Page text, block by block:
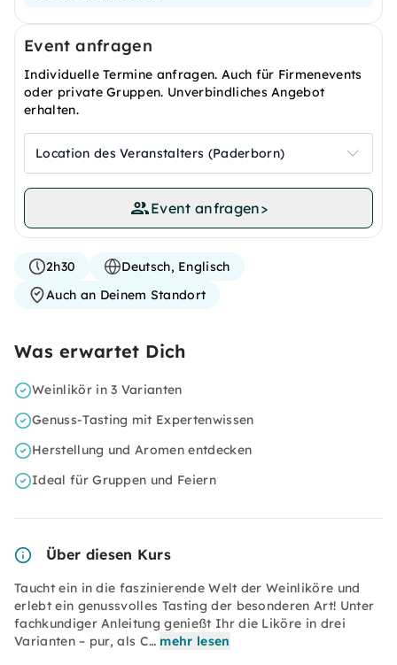
Event anfragen
Individuelle Termine anfragen. Auch für Firmenevents
oder private Gruppen. Unverbindliches Angebot
erhalten.
Location des Veranstalters (Paderborn)
Event anfragen>
2h30
Deutsch, Englisch
Auch an Deinem Standort
Was erwartet Dich
Weinlikör in 3 Varianten
Genuss-Tasting mit Expertenwissen
Herstellung und Aromen entdecken
Ideal für Gruppen und Feiern
Über diesen Kurs
Taucht ein in die faszinierende Welt der Weinliköre und
erlebt ein genussvolles Tasting der besonderen Art! Unter
fachkundiger Anleitung genießt Ihr die Liköre in drei
Varianten – pur, als C… mehr lesen